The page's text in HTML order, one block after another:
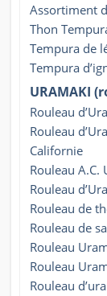
Assortiment
Thon
Tempura de
Tempura
URAMAKI
Rouleau
Rouleau
Californie
Rouleau A.C.
Rouleau
Rouleau de
Rouleau de
Rouleau
Rouleau
Rouleau